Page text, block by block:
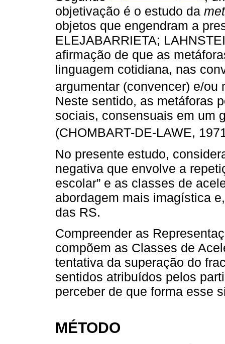
objetivação é o estudo da
objetos que engendram a
ELEJABARRIETA;
afirmação de que as
linguagem cotidiana, nas
argumentar (convencer) e/ou
Neste sentido, as metáforas
sociais, consensuais em um
(CHOMBART-DE-LAWE,
No presente estudo,
negativa que envolve a
escolar” e as classes de
abordagem mais imagística
das RS.
Compreender as
compõem as Classes de
tentativa da superação do
sentidos atribuídos pelos
perceber de que forma esse
MÉTODO